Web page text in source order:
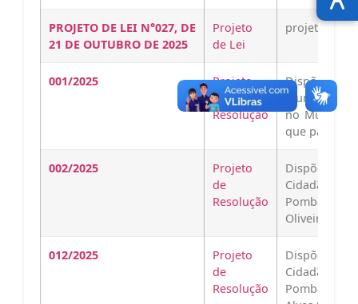
PROJETO DE LEI N°027, DE
21 DE OUTUBRO DE 2025
Projeto
de Lei
001/2025
Projeto
de
Resolução
Dispõe
Municipal
no
que passa…
002/2025
Projeto
de
Resolução
Dispõe
Cidadão
Pombal a
Oliveira
012/2025
Projeto
de
Resolução
Dispõe
Cidadão
Pombal ao